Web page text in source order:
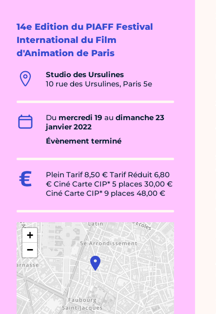
14e Edition du PIAFF Festival
International du Film
d'Animation de Paris
Studio des Ursulines
10 rue des Ursulines, Paris 5e
Du mercredi 19 au dimanche 23
janvier 2022
Évènement terminé
Plein Tarif 8,50 € Tarif Réduit 6,80
€ Ciné Carte CIP* 5 places 30,00 €
Ciné Carte CIP* 9 places 48,00 €
+
−